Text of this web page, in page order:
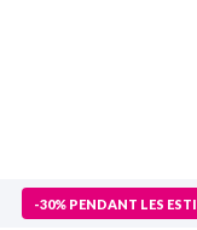
-30% PENDANT LES
> Formations>
évaluation